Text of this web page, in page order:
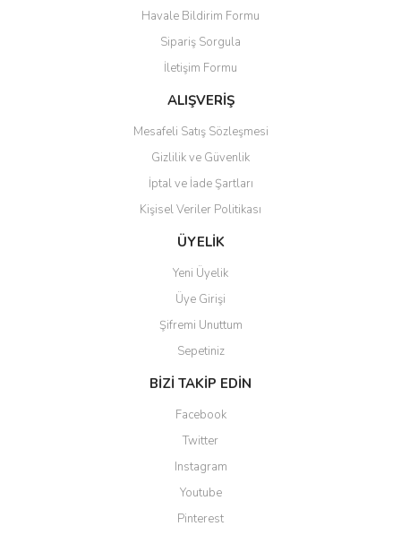
Havale Bildirim Formu
Sipariş Sorgula
İletişim Formu
ALIŞVERİŞ
Mesafeli Satış Sözleşmesi
Gizlilik ve Güvenlik
İptal ve İade Şartları
Kişisel Veriler Politikası
ÜYELİK
Yeni Üyelik
Üye Girişi
Şifremi Unuttum
Sepetiniz
BİZİ TAKİP EDİN
Facebook
Twitter
Instagram
Youtube
Pinterest